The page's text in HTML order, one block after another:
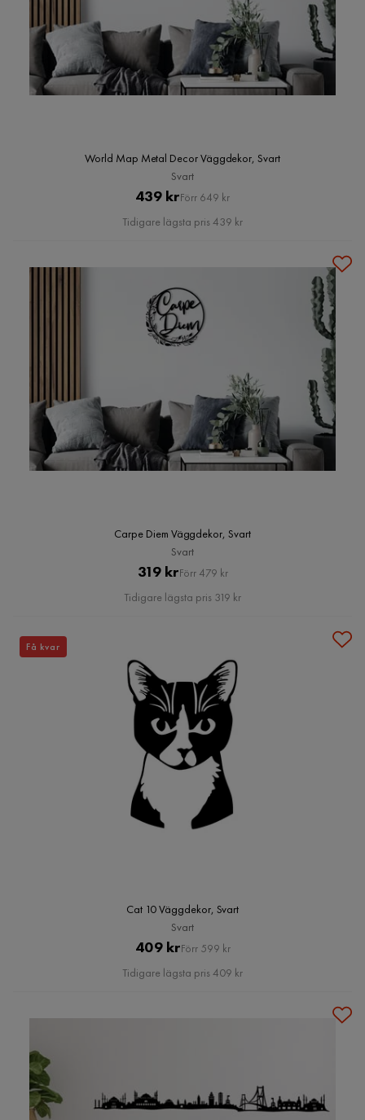
World Map Metal Decor Väggdekor, Svart
Svart
Pris
439 krOriginal
Pris
Förr 649 kr
Tidigare lägsta pris 439 kr
Carpe Diem Väggdekor, Svart
Svart
Pris
319 krOriginal
Pris
Förr 479 kr
Tidigare lägsta pris 319 kr
Cat 10 Väggdekor, Svart
Svart
Pris
409 krOriginal
Pris
Förr 599 kr
Tidigare lägsta pris 409 kr
Få kvar